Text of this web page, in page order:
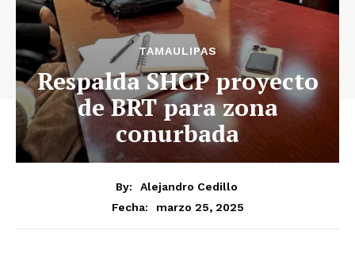
TAMAULIPAS
Respalda SHCP proyecto
de BRT para zona
conurbada
By:
Alejandro Cedillo
Fecha:
marzo 25, 2025